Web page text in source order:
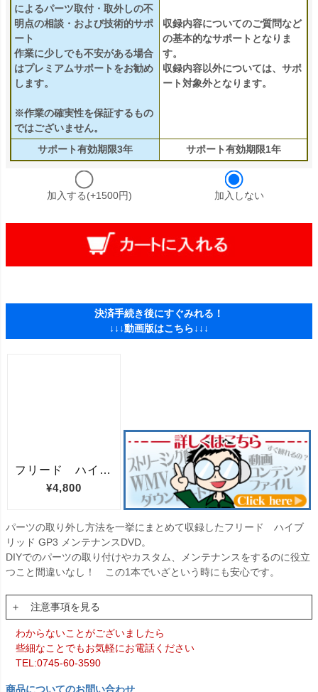
によるパーツ取付・取外しの不
明点の相談・および技術的サポ
ート
作業に少しでも不安がある場合
はプレミアムサポートをお勧め
します。
※作業の確実性を保証するもの
ではございません。
収録内容についてのご質問など
の基本的なサポートとなりま
す。
収録内容以外については、サポ
ート対象外となります。
サポート有効期限3年 サポート有効期限1年
加入する(+1500円) 加入しない
決済手続き後にすぐみれる！
↓↓↓動画版はこちら↓↓↓
パーツの取り外し方法を一挙にまとめて収録したフリード ハイブ
リッド GP3 メンテナンスDVD。
DIYでのパーツの取り付けやカスタム、メンテナンスをするのに役立
つこと間違いなし！ この1本でいざという時にも安心です。
＋ 注意事項を見る
わからないことがございましたら
些細なことでもお気軽にお電話ください
TEL:0745-60-3590
商品についてのお問い合わせ